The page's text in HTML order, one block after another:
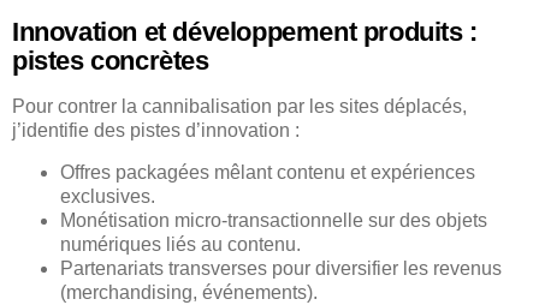
Innovation et développement produits :
pistes concrètes
Pour contrer la cannibalisation par les sites déplacés,
j’identifie des pistes d’innovation :
Offres packagées mêlant contenu et expériences
exclusives.
Monétisation micro-transactionnelle sur des objets
numériques liés au contenu.
Partenariats transverses pour diversifier les revenus
(merchandising, événements).